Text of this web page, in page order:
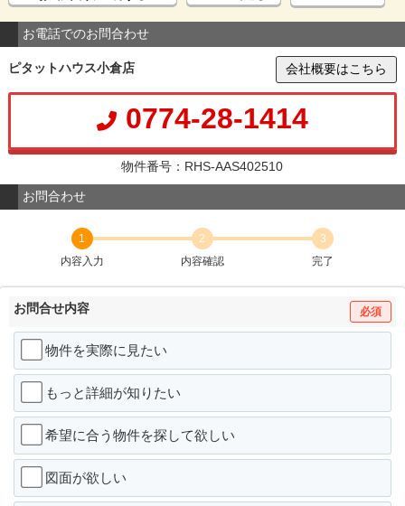
お電話でのお問合わせ
ピタットハウス小倉店 会社概要はこちら
0774-28-1414
物件番号：RHS-AAS402510
お問合わせ
1
内容入力
2
内容確認
3
完了
お問合せ内容 必須
物件を実際に見たい
もっと詳細が知りたい
希望に合う物件を探して欲しい
図面が欲しい